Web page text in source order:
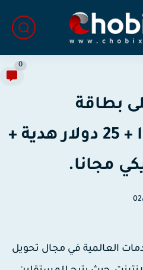
بطاقة
payoneer مجانااا + 25 دولار هدية +
مجانا.
العالمية في مجال تحويل